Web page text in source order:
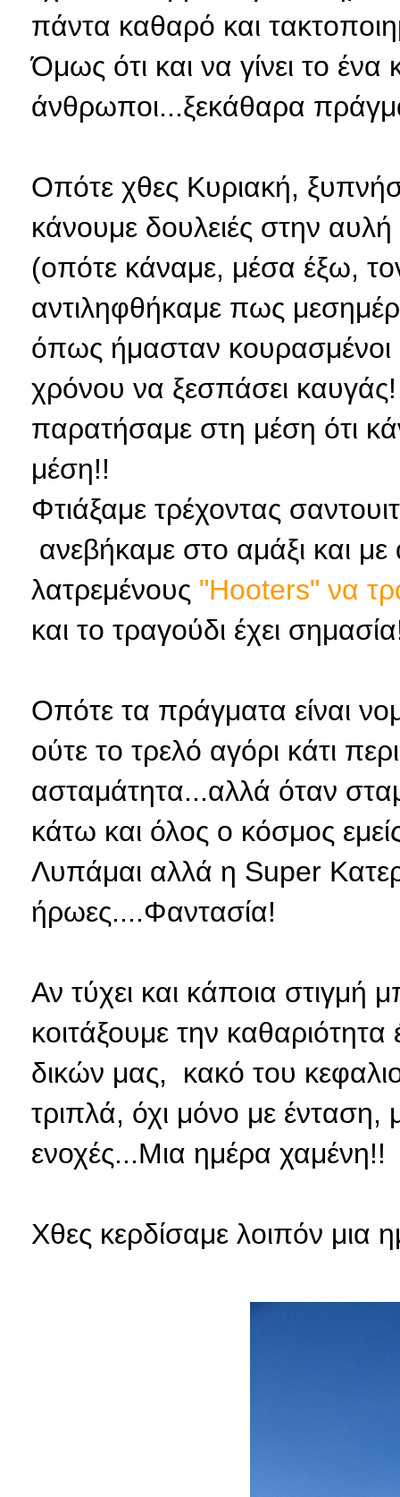
πάντα καθαρό και
Όμως ότι και να γίνει το
άνθρωποι...ξεκάθαρα
Οπότε χθες Κυριακή,
κάνουμε δουλειές στην
(οπότε κάναμε, μέσα έξω,
αντιληφθήκαμε πως
όπως ήμασταν κουρασμένοι
χρόνου να ξεσπάσει καυγάς!
παρατήσαμε στη μέση ότι
μέση!!
Φτιάξαμε τρέχοντας
ανεβήκαμε στο αμάξι και
λατρεμένους "Hooters" να
και το τραγούδι έχει
Οπότε τα πράγματα είναι
ούτε το τρελό αγόρι κάτι
ασταμάτητα...αλλά όταν
κάτω και όλος ο κόσμος
Λυπάμαι αλλά η Super
ήρωες....Φαντασία!
Αν τύχει και κάποια στιγμή
κοιτάξουμε την
δικών μας, κακό του
τριπλά, όχι μόνο με ένταση,
ενοχές...Μια ημέρα χαμένη!!
Χθες κερδίσαμε λοιπόν μια